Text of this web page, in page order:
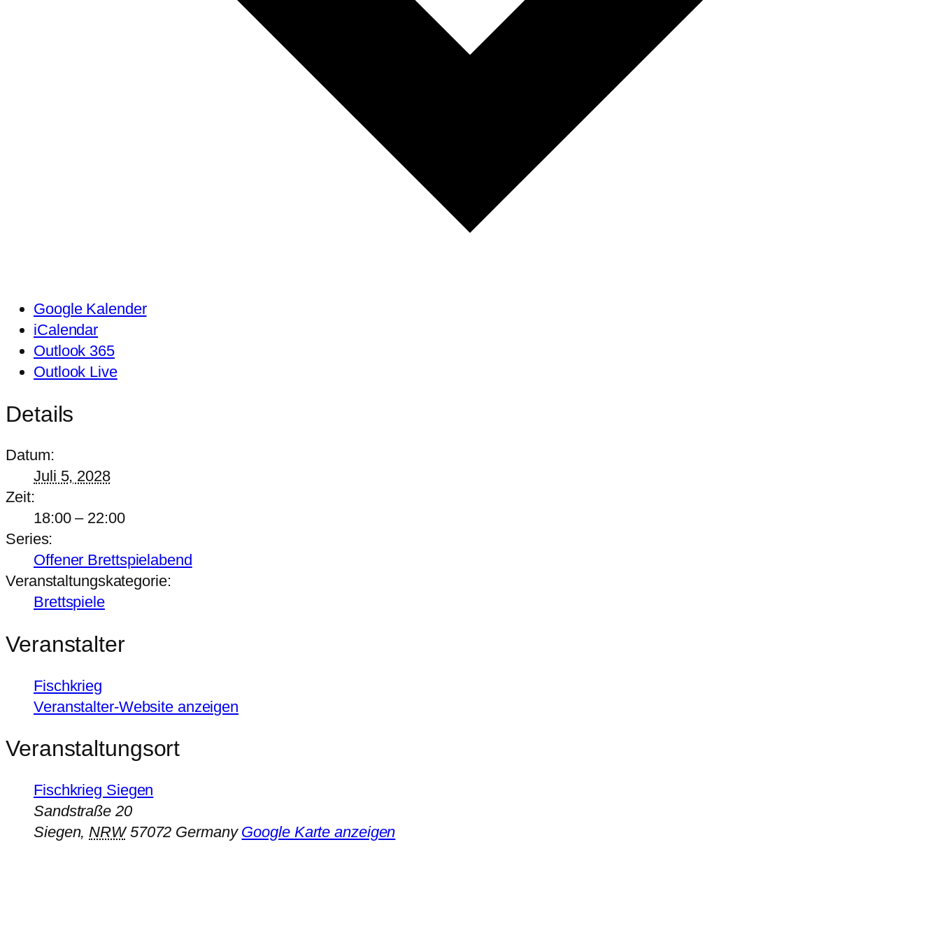
Google Kalender
iCalendar
Outlook 365
Outlook Live
Details
Datum:
Juli 5, 2028
Zeit:
18:00 – 22:00
Series:
Offener Brettspielabend
Veranstaltungskategorie:
Brettspiele
Veranstalter
Fischkrieg
Veranstalter-Website anzeigen
Veranstaltungsort
Fischkrieg Siegen
Sandstraße 20
Siegen, NRW 57072 Germany Google Karte anzeigen